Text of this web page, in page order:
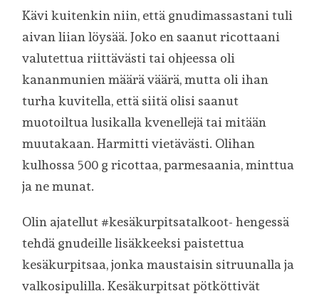
Kävi kuitenkin niin, että gnudimassastani tuli
aivan liian löysää. Joko en saanut ricottaani
valutettua riittävästi tai ohjeessa oli
kananmunien määrä väärä, mutta oli ihan
turha kuvitella, että siitä olisi saanut
muotoiltua lusikalla kvenellejä tai mitään
muutakaan. Harmitti vietävästi. Olihan
kulhossa 500 g ricottaa, parmesaania, minttua
ja ne munat.
Olin ajatellut #kesäkurpitsatalkoot- hengessä
tehdä gnudeille lisäkkeeksi paistettua
kesäkurpitsaa, jonka maustaisin sitruunalla ja
valkosipulilla. Kesäkurpitsat pötköttivät